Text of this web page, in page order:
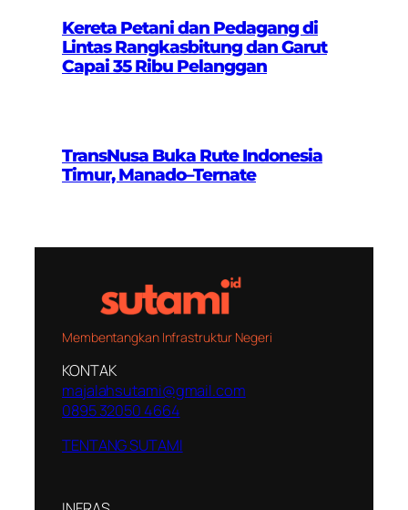
Kereta Petani dan Pedagang di
Lintas Rangkasbitung dan Garut
Capai 35 Ribu Pelanggan
TransNusa Buka Rute Indonesia
Timur, Manado–Ternate
Membentangkan Infrastruktur Negeri
KONTAK
majalahsutami@gmail.com
0895 32050 4664
TENTANG SUTAMI